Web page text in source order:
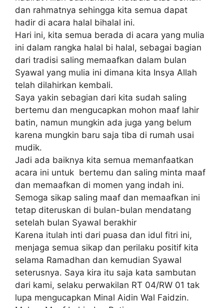
dan rahmatnya sehingga kita semua dapat
hadir di acara halal bihalal ini.
Hari ini, kita semua berada di acara yang mulia
ini dalam rangka halal bi halal, sebagai bagian
dari tradisi saling memaafkan dalam bulan
Syawal yang mulia ini dimana kita Insya Allah
telah dilahirkan kembali.
Saya yakin sebagian dari kita sudah saling
bertemu dan mengucapkan mohon maaf lahir
batin, namun mungkin ada juga yang belum
karena mungkin baru saja tiba di rumah usai
mudik.
Jadi ada baiknya kita semua memanfaatkan
acara ini untuk bertemu dan saling minta maaf
dan memaafkan di momen yang indah ini.
Semoga sikap saling maaf dan memaafkan ini
tetap diteruskan di bulan-bulan mendatang
setelah bulan Syawal berakhir
Karena itulah inti dari puasa dan idul fitri ini,
menjaga semua sikap dan perilaku positif kita
selama Ramadhan dan kemudian Syawal
seterusnya. Saya kira itu saja kata sambutan
dari kami, selaku perwakilan RT 04/RW 01 tak
lupa mengucapkan Minal Aidin Wal Faidzin.